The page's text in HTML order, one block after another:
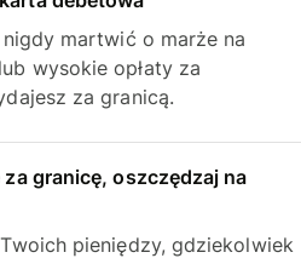
martwić o marże na
wysokie opłaty za
za granicą.
za granicę, oszczędzaj na
pieniędzy, gdziekolwiek